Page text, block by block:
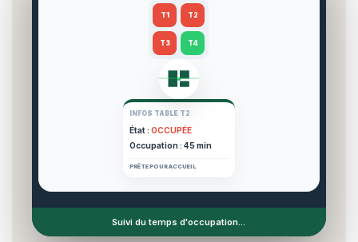
T1 T2
T3 T4
INFOS TABLE T2
État : OCCUPÉE
Occupation : 45 min
PRÊTE POUR ACCUEIL
Suivi du temps d'occupation...